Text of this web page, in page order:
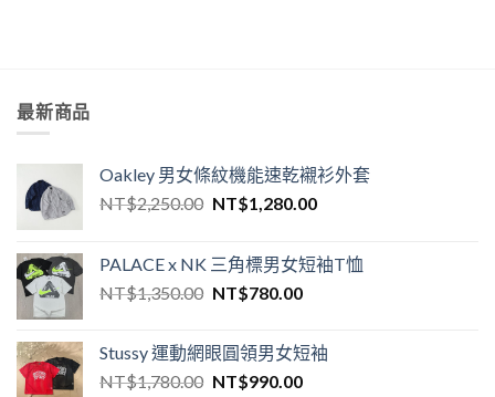
最新商品
Oakley 男女條紋機能速乾襯衫外套
NT$2,250.00 NT$1,280.00
PALACE x NK 三角標男女短袖T恤
NT$1,350.00 NT$780.00
Stussy 運動網眼圓領男女短袖
NT$1,780.00 NT$990.00